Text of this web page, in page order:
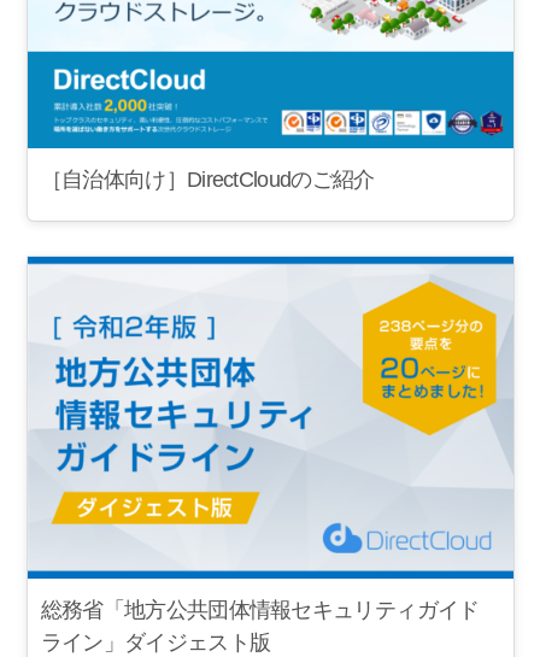
［自治体向け］DirectCloudのご紹介
総務省「地方公共団体情報セキュリティガイド
ライン」ダイジェスト版